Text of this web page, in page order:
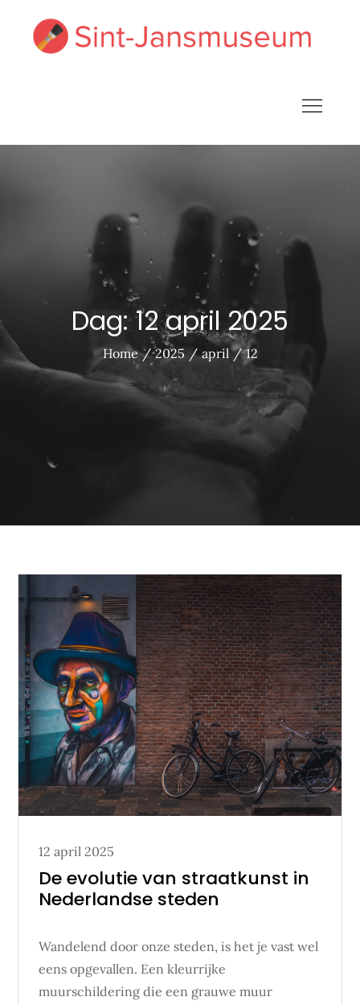
content
Dag:12 april 2025
Home 2025 april 12
Posted
on
12 april 2025
De evolutie van straatkunst in
Nederlandse steden
Wandelend door onze steden, is het je vast wel
eens opgevallen. Een kleurrijke
muurschildering die een grauwe muur